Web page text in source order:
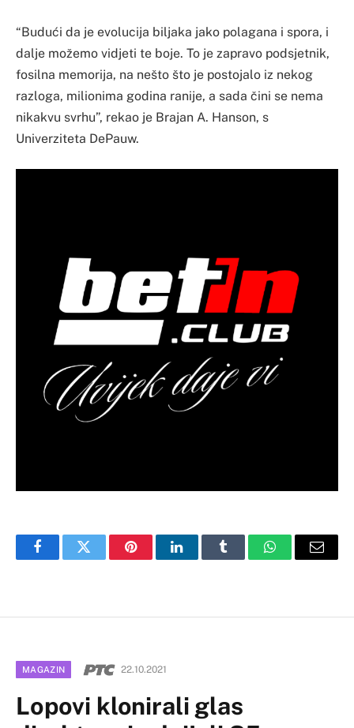
“Budući da je evolucija biljaka jako polagana i spora, i
dalje možemo vidjeti te boje. To je zapravo podsjetnik,
fosilna memorija, na nešto što je postojalo iz nekog
razloga, milionima godina ranije, a sada čini se nema
nikakvu svrhu”, rekao je Brajan A. Hanson, s
Univerziteta DePauw.
FacebookTwitter PinterestLinkedInTumblr WhatsAppEmail
MAGAZIN 22.10.2021
Lopovi klonirali glas